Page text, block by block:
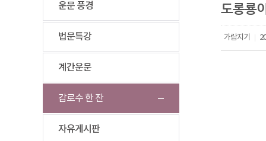
운문 풍경
법문특강
계간운문
감로수 한 잔
자유게시판
도롱룡
가람지기